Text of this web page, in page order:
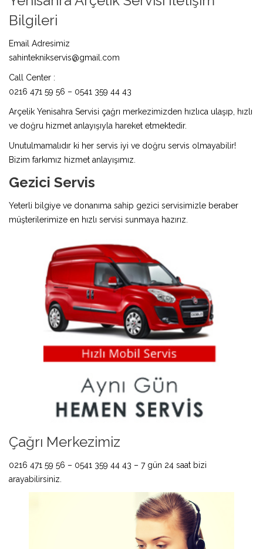
Bilgileri
Email Adresimiz
sahinteknikservis@gmail.com
Call Center :
0216 471 59 56 – 0541 359 44 43
Arçelik Yenisahra Servisi çağrı merkezimizden hızlıca ulaşıp, hızlı
ve doğru hizmet anlayışıyla hareket etmektedir.
Unutulmamalıdır ki her servis iyi ve doğru servis olmayabilir!
Bizim farkımız hizmet anlayışımız.
Gezici Servis
Yeterli bilgiye ve donanıma sahip gezici servisimizle beraber
müşterilerimize en hızlı servisi sunmaya hazırız.
Çağrı Merkezimiz
0216 471 59 56 – 0541 359 44 43 – 7 gün 24 saat bizi
arayabilirsiniz.